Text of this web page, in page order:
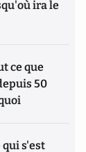
ira le
ce que
50
qui s'est